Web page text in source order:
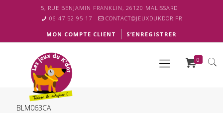
5, RUE BENJAMIN FRANKLIN, 26120 MALISSARD
06 47 52 95 17
CONTACT@JEUXDUKDOR.FR
MON COMPTE CLIENT S’ENREGISTRER
0
BLM063CA